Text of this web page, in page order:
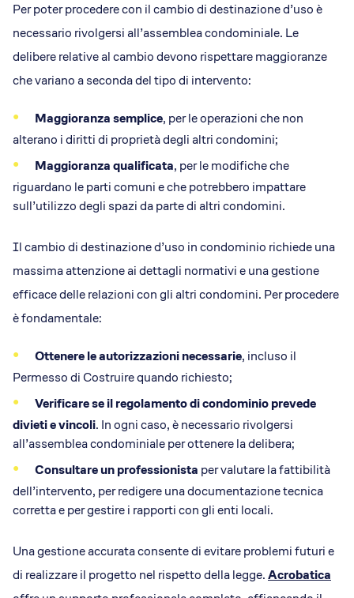
Per poter procedere con il cambio di destinazione d’uso è
necessario rivolgersi all’assemblea condominiale. Le
delibere relative al cambio devono rispettare maggioranze
che variano a seconda del tipo di intervento:
Maggioranza semplice, per le operazioni che non
alterano i diritti di proprietà degli altri condomini;
Maggioranza qualificata, per le modifiche che
riguardano le parti comuni e che potrebbero impattare
sull’utilizzo degli spazi da parte di altri condomini.
Il cambio di destinazione d’uso in condominio richiede una
massima attenzione ai dettagli normativi e una gestione
efficace delle relazioni con gli altri condomini. Per procedere
è fondamentale:
Ottenere le autorizzazioni necessarie, incluso il
Permesso di Costruire quando richiesto;
Verificare se il regolamento di condominio prevede
divieti e vincoli. In ogni caso, è necessario rivolgersi
all’assemblea condominiale per ottenere la delibera;
Consultare un professionista per valutare la fattibilità
dell’intervento, per redigere una documentazione tecnica
corretta e per gestire i rapporti con gli enti locali.
Una gestione accurata consente di evitare problemi futuri e
di realizzare il progetto nel rispetto della legge.Acrobatica